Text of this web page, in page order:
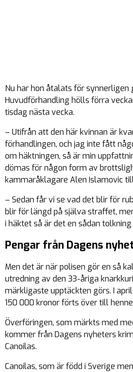
Nu har hon åtalats för
Huvudförhandling hölls förra
tisdag nästa vecka.
– Utifrån att den här kvinnan är
förhandlingen, och jag inte fått
om häktningen, så är min
dömas för någon form av
kammaråklagare Alen Islamovic
– Sedan får vi se vad det blir för
blir för längd på själva straffet,
i häktet så är det en sådan tolkning
Pengar från Dagens
Men det är när polisen gör en så
utredning av den 33-åriga
märkligaste upptäckten görs. I
150 000 kronor förts över till
Överföringen, som märkts med
kommer från Dagens nyheters
Canoilas.
Canoilas, som är född i Sverige